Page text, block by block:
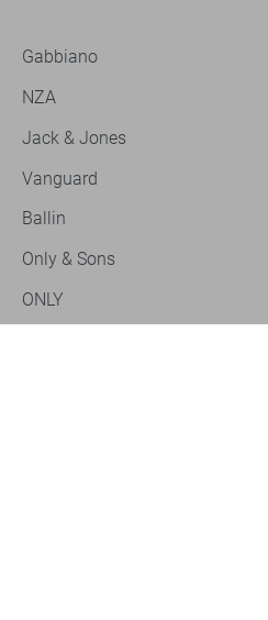
Gabbiano
NZA
Jack & Jones
Vanguard
Ballin
Only & Sons
ONLY